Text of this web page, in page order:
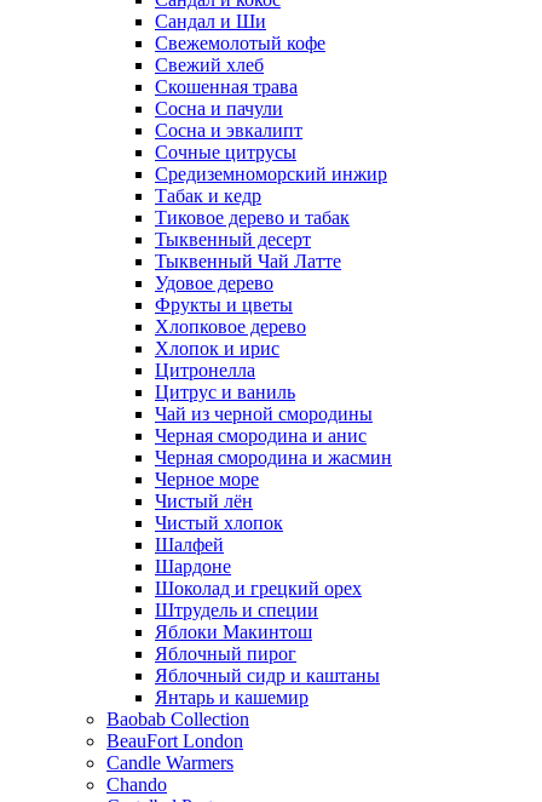
Сандал и Ши
Свежемолотый кофе
Свежий хлеб
Скошенная трава
Сосна и пачули
Сосна и эвкалипт
Сочные цитрусы
Средиземноморский инжир
Табак и кедр
Тиковое дерево и табак
Тыквенный десерт
Тыквенный Чай Латте
Удовое дерево
Фрукты и цветы
Хлопковое дерево
Хлопок и ирис
Цитронелла
Цитрус и ваниль
Чай из черной смородины
Черная смородина и анис
Черная смородина и жасмин
Черное море
Чистый лён
Чистый хлопок
Шалфей
Шардоне
Шоколад и грецкий орех
Штрудель и специи
Яблоки Макинтош
Яблочный пирог
Яблочный сидр и каштаны
Янтарь и кашемир
Baobab Collection
BeauFort London
Candle Warmers
Chando